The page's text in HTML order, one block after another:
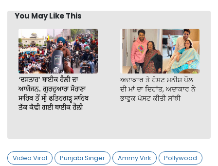
You May Like This
‘ਦਸਤਾਰ’ ਬਾਈਕ ਰੈਲੀ ਦਾ
ਆਯੋਜਨ, ਗੁਰਦੁਆਰਾ ਸੋਹਾਣਾ
ਸਾਹਿਬ ਤੋਂ ਸ੍ਰੀ ਫਤਿਹਗੜ੍ਹ ਸਾਹਿਬ
ਤੱਕ ਕੱਢੀ ਗਈ ਬਾਈਕ ਰੈਲੀ
ਅਦਾਕਾਰ ਤੇ ਹੋਸਟ ਮਨੀਸ਼ ਪੌਲ
ਦੀ ਮਾਂ ਦਾ ਦਿਹਾਂਤ, ਅਦਾਕਾਰ ਨੇ
ਭਾਵੁਕ ਪੋਸਟ ਕੀਤੀ ਸਾਂਝੀ
Video Viral Punjabi Singer Ammy Virk Pollywood